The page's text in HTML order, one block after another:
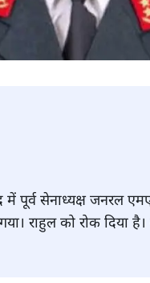
में पूर्व सेनाध्यक्ष जनरल
राहुल को रोक दिया